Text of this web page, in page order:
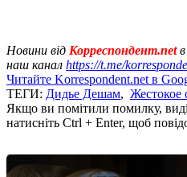
Новини від Корреспондент.netв
наш канал https://t.me/
Читайте Korrespondent.net в
ТЕГИ: Дидье Дешам,
Якщо ви помітили помилку,
натисніть Ctrl + Enter, щоб